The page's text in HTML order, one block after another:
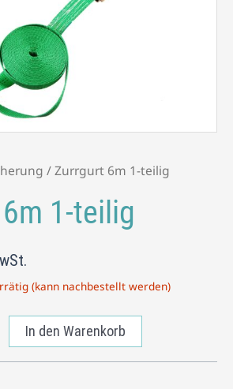
/ Zurrgurt 6m 1-teilig
1-teilig
(kann nachbestellt werden)
In den Warenkorb